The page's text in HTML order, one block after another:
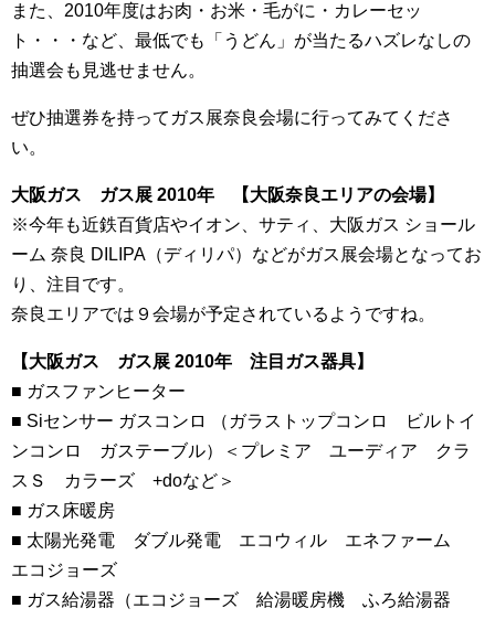
また、2010年度はお肉・お米・毛がに・カレーセッ
ト・・・など、最低でも「うどん」が当たるハズレなしの
抽選会も見逃せません。
ぜひ抽選券を持ってガス展奈良会場に行ってみてくださ
い。
大阪ガス ガス展 2010年 【大阪奈良エリアの会場】
※今年も近鉄百貨店やイオン、サティ、大阪ガス ショール
ーム 奈良 DILIPA（ディリパ）などがガス展会場となってお
り、注目です。
奈良エリアでは９会場が予定されているようですね。
【大阪ガス ガス展 2010年 注目ガス器具】
■ ガスファンヒーター
■ Siセンサー ガスコンロ （ガラストップコンロ ビルトイ
ンコンロ ガステーブル）＜プレミア ユーディア クラ
スＳ カラーズ +doなど＞
■ ガス床暖房
■ 太陽光発電 ダブル発電 エコウィル エネファーム
エコジョーズ
■ ガス給湯器（エコジョーズ 給湯暖房機 ふろ給湯器